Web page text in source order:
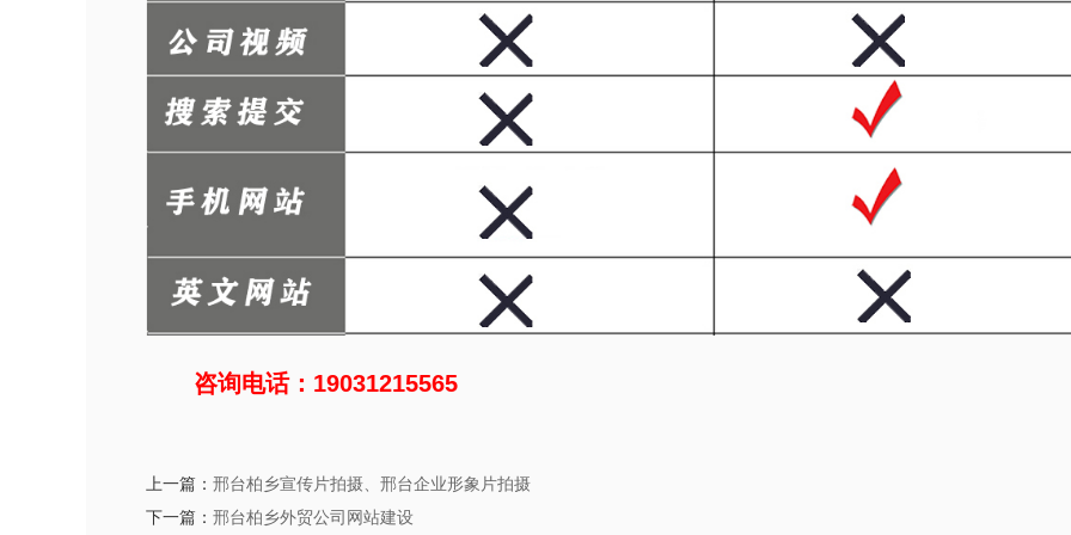
咨询电话：19031215565
上一篇： 邢台柏乡宣传片拍摄、邢台企业形象片拍摄
下一篇： 邢台柏乡外贸公司网站建设